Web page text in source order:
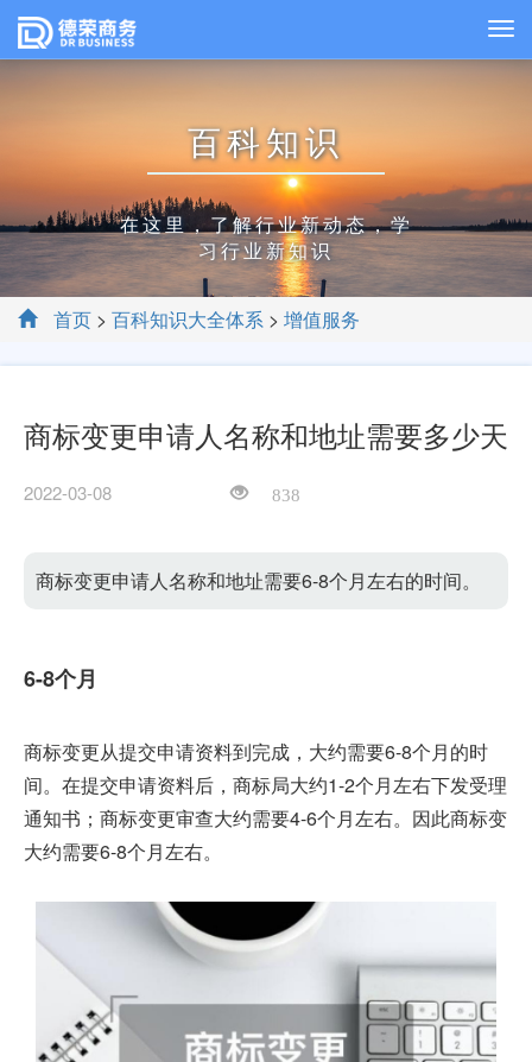
百科知识
在这里，了解行业新动态，学
习行业新知识
首页 > 百科知识大全体系 > 增值服务
商标变更申请人名称和地址需要多少天
2022-03-08 838
商标变更申请人名称和地址需要6-8个月左右的时间。
6-8个月
商标变更从提交申请资料到完成，大约需要6-8个月的时
间。在提交申请资料后，商标局大约1-2个月左右下发受理
通知书；商标变更审查大约需要4-6个月左右。因此商标变
大约需要6-8个月左右。